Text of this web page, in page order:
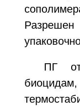
ПГ